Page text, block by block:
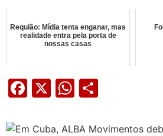
Requião: Mídia tenta enganar, mas
realidade entra pela porta de
nossas casas
Facebook
X WhatsApp